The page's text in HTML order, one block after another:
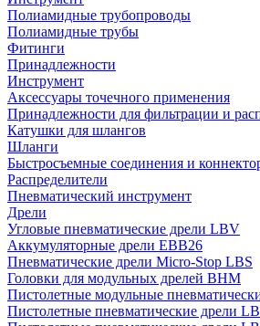
Полиамидные трубопроводы
Полиамидные трубы
Фитинги
Принадлежности
Инструмент
Аксессуары точечного применения
Принадлежности для фильтрации и
Катушки для шлангов
Шланги
Быстросъемные соединения и
Распределители
Пневматический инструмент
Дрели
Угловые пневматические дрели LBV
Аккумуляторные дрели EBB26
Пневматические дрели Micro-Stop LBS
Головки для модульных дрелей BHM
Пистолетные модульные
Пистолетные пневматические дрели